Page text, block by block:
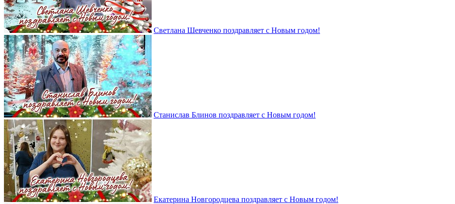
Светлана Шевченко поздравляет с Новым годом!
Станислав Блинов поздравляет с Новым годом!
Екатерина Новгородцева поздравляет с Новым годом!